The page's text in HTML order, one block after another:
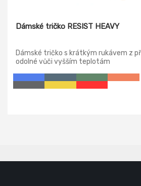
Dámské tričko RESIST HEAVY
Dámské tričko s krátkým rukávem z
odolné vůči vyšším teplotám